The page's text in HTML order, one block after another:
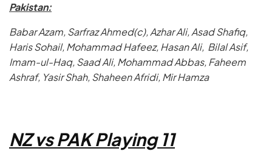
Pakistan:
Babar Azam, Sarfraz Ahmed(c), Azhar Ali, Asad Shafiq,
Haris Sohail, Mohammad Hafeez, Hasan Ali, Bilal Asif,
Imam-ul-Haq, Saad Ali, Mohammad Abbas, Faheem
Ashraf, Yasir Shah, Shaheen Afridi, Mir Hamza
NZ vs PAK Playing 11